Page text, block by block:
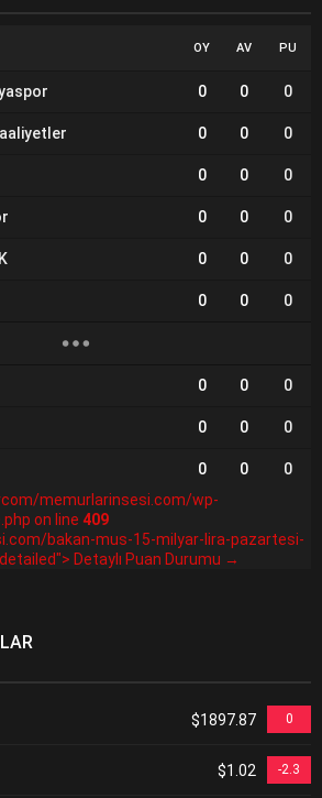
OY AV PU
0 0 0
0 0 0
0 0 0
0 0 0
0 0 0
0 0 0
0 0 0
0 0 0
0 0
0
memurlarinsesi.com/wp-
on line 409
bakan-mus-15-milyar-lira-pazartesi-
Detaylı Puan Durumu →
$1897.87 0
$1.02 -2.3